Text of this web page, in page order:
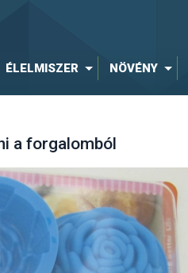
ÉLELMISZER NÖVÉNY
a forgalomból